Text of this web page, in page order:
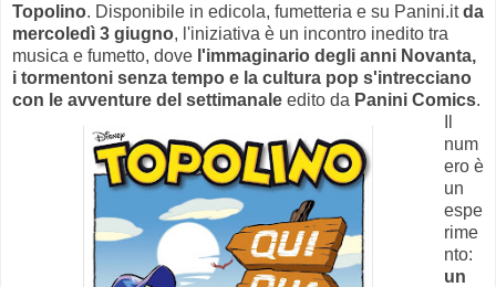
Topolino. Disponibile in edicola, fumetteria e su Panini.itda
mercoledì 3 giugno, l'iniziativa è un incontro inedito tra
musica e fumetto, dove l'immaginario degli anni Novanta,
i tormentoni senza tempo e la cultura pop s'intrecciano
con le avventure del settimanale edito da Panini Comics.
num
ero è
un
espe
rime
nto:
un